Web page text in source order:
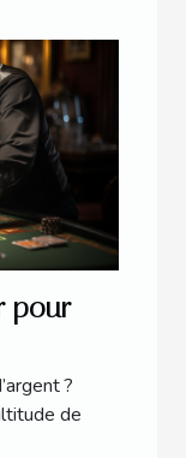
pour
?
de